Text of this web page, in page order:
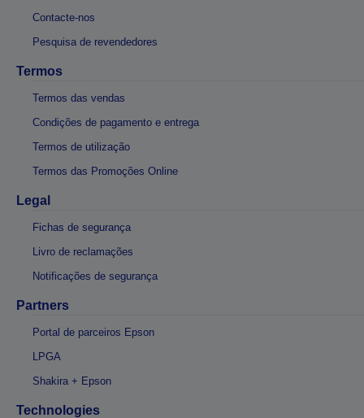
Contacte-nos
Pesquisa de revendedores
Termos
Termos das vendas
Condições de pagamento e entrega
Termos de utilização
Termos das Promoções Online
Legal
Fichas de segurança
Livro de reclamações
Notificações de segurança
Partners
Portal de parceiros Epson
LPGA
Shakira + Epson
Technologies